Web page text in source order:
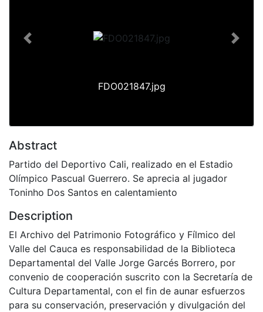
FDO021847.jpg
Previous Next
Abstract
Partido del Deportivo Cali, realizado en el Estadio
Olímpico Pascual Guerrero. Se aprecia al jugador
Toninho Dos Santos en calentamiento
Description
El Archivo del Patrimonio Fotográfico y Fílmico del
Valle del Cauca es responsabilidad de la Biblioteca
Departamental del Valle Jorge Garcés Borrero, por
convenio de cooperación suscrito con la Secretaría de
Cultura Departamental, con el fin de aunar esfuerzos
para su conservación, preservación y divulgación del